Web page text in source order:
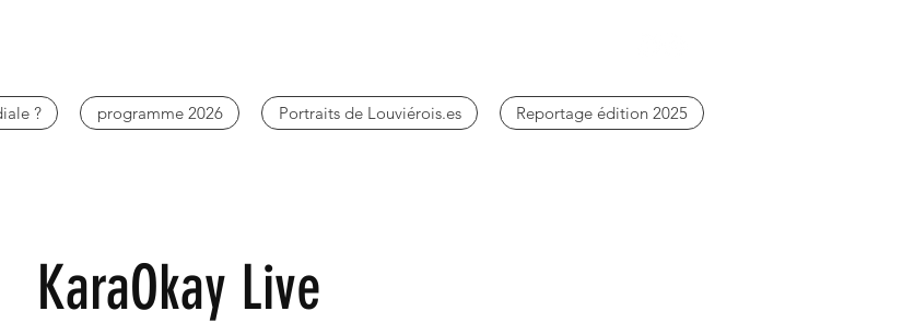
? programme 2026 Portraits de Louviérois.es Reportage édition 2025
KaraOkay Live